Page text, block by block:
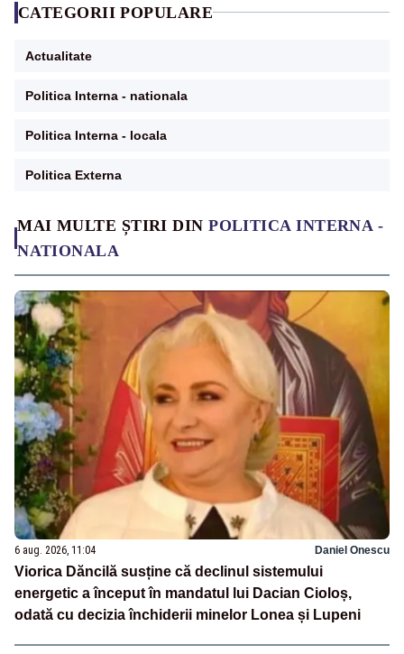
MAI MULTE ȘTIRI DINPOLITICA INTERNA -
NATIONALA
6 aug. 2026, 11:04 Daniel Onescu
Viorica Dăncilă susține că declinul sistemului
energetic a început în mandatul lui Dacian Cioloș,
odată cu decizia închiderii minelor Lonea și Lupeni
CATEGORII POPULARE
Actualitate
Politica Interna - nationala
Politica Interna - locala
Politica Externa